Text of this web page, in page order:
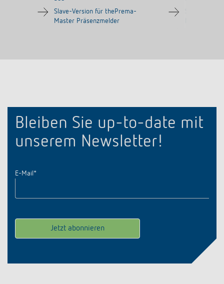
Slave-Version für thePrema-
Master Präsenzmelder
Bleiben Sie up-to-date mit
unserem Newsletter!
E-Mail *